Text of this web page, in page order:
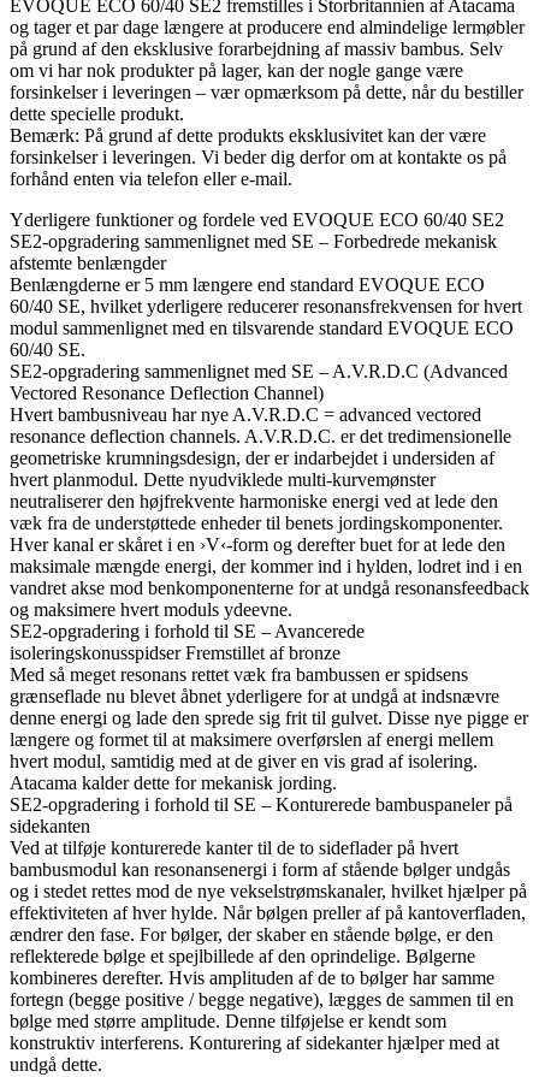
EVOQUE ECO 60/40 SE2 fremstilles i Storbritannien af Atacama
og tager et par dage længere at producere end almindelige lermøbler
på grund af den eksklusive forarbejdning af massiv bambus. Selv
om vi har nok produkter på lager, kan der nogle gange være
forsinkelser i leveringen – vær opmærksom på dette, når du bestiller
dette specielle produkt.
Bemærk: På grund af dette produkts eksklusivitet kan der være
forsinkelser i leveringen. Vi beder dig derfor om at kontakte os på
forhånd enten via telefon eller e-mail.
Yderligere funktioner og fordele ved EVOQUE ECO 60/40 SE2
SE2-opgradering sammenlignet med SE – Forbedrede mekanisk
afstemte benlængder
Benlængderne er 5 mm længere end standard EVOQUE ECO
60/40 SE, hvilket yderligere reducerer resonansfrekvensen for hvert
modul sammenlignet med en tilsvarende standard EVOQUE ECO
60/40 SE.
SE2-opgradering sammenlignet med SE – A.V.R.D.C (Advanced
Vectored Resonance Deflection Channel)
Hvert bambusniveau har nye A.V.R.D.C = advanced vectored
resonance deflection channels. A.V.R.D.C. er det tredimensionelle
geometriske krumningsdesign, der er indarbejdet i undersiden af
hvert planmodul. Dette nyudviklede multi-kurvemønster
neutraliserer den højfrekvente harmoniske energi ved at lede den
væk fra de understøttede enheder til benets jordingskomponenter.
Hver kanal er skåret i en ›V‹-form og derefter buet for at lede den
maksimale mængde energi, der kommer ind i hylden, lodret ind i en
vandret akse mod benkomponenterne for at undgå resonansfeedback
og maksimere hvert moduls ydeevne.
SE2-opgradering i forhold til SE – Avancerede
isoleringskonusspidser Fremstillet af bronze
Med så meget resonans rettet væk fra bambussen er spidsens
grænseflade nu blevet åbnet yderligere for at undgå at indsnævre
denne energi og lade den sprede sig frit til gulvet. Disse nye pigge er
længere og formet til at maksimere overførslen af energi mellem
hvert modul, samtidig med at de giver en vis grad af isolering.
Atacama kalder dette for mekanisk jording.
SE2-opgradering i forhold til SE – Konturerede bambuspaneler på
sidekanten
Ved at tilføje konturerede kanter til de to sideflader på hvert
bambusmodul kan resonansenergi i form af stående bølger undgås
og i stedet rettes mod de nye vekselstrømskanaler, hvilket hjælper på
effektiviteten af hver hylde. Når bølgen preller af på kantoverfladen,
ændrer den fase. For bølger, der skaber en stående bølge, er den
reflekterede bølge et spejlbillede af den oprindelige. Bølgerne
kombineres derefter. Hvis amplituden af de to bølger har samme
fortegn (begge positive / begge negative), lægges de sammen til en
bølge med større amplitude. Denne tilføjelse er kendt som
konstruktiv interferens. Konturering af sidekanter hjælper med at
undgå dette.